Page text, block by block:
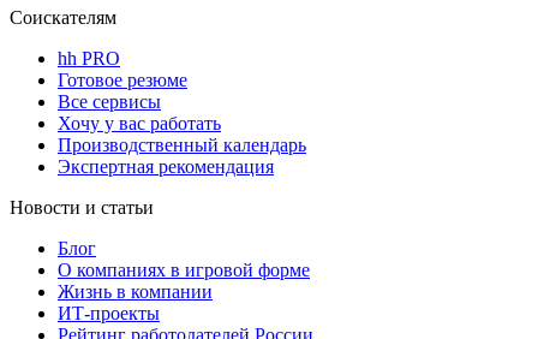
Соискателям
hh PRO
Готовое резюме
Все сервисы
Хочу у вас работать
Производственный календарь
Экспертная рекомендация
Новости и статьи
Блог
О компаниях в игровой форме
Жизнь в компании
ИТ-проекты
Рейтинг работодателей России